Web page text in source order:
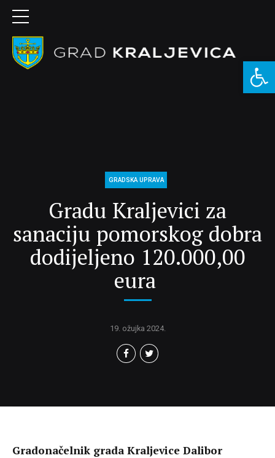
GRADSKA UPRAVA
Gradu Kraljevici za
sanaciju pomorskog dobra
dodijeljeno 120.000,00
eura
19. ožujka 2024.
Gradonačelnik grada Kraljevice Dalibor